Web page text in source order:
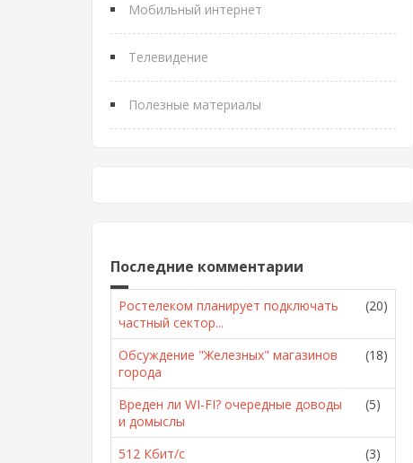
Мобильный интернет
Телевидение
Полезные материалы
Последние комментарии
Ростелеком планирует подключать
частный сектор...
(20)
Обсуждение "Железных" магазинов
города
(18)
Вреден ли WI-FI? очередные доводы
и домыслы
(5)
512 Кбит/с
(3)